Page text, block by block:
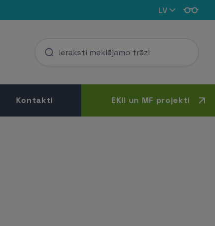
LV
Kontakti EKII un MF projekti